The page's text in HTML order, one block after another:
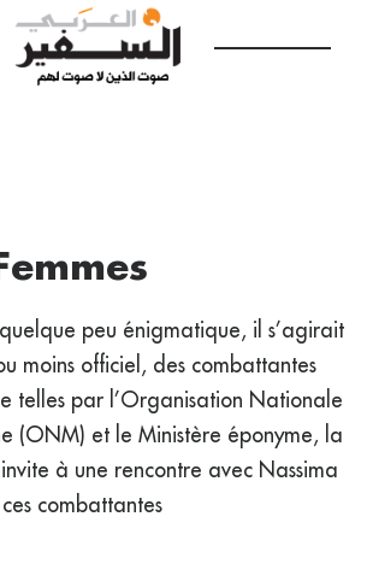
peu énigmatique, il s’agirait
moins officiel, des combattantes
telles par l’Organisation Nationale
(ONM) et le Ministère éponyme, la
à une rencontre avec Nassima
combattantes